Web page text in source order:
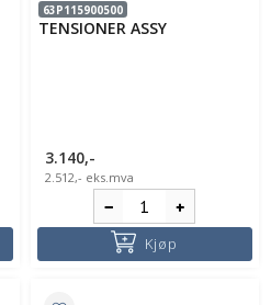
63P115900500
TENSIONER ASSY
3.140,-
2.512,- eks.mva
Kjøp